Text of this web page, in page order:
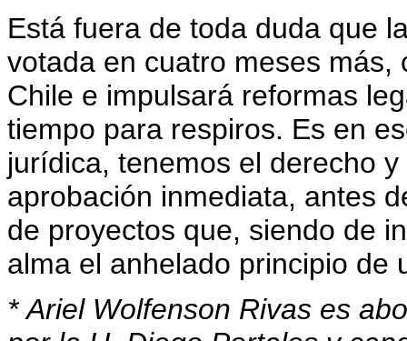
Está fuera de toda duda que
votada en cuatro meses
Chile e impulsará reformas
tiempo para respiros. Es en
jurídica, tenemos el derecho
aprobación inmediata, antes
de proyectos que, siendo de
alma el anhelado principio de
* Ariel Wolfenson Rivas es